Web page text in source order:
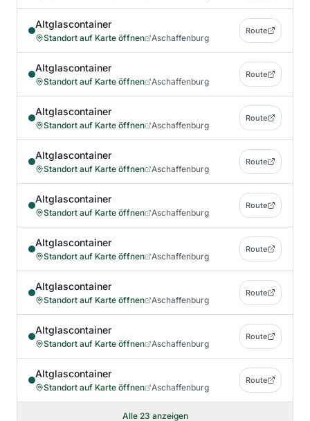
Altglascontainer
Standort auf Karte öffnen Aschaffenburg
Route
Altglascontainer
Standort auf Karte öffnen Aschaffenburg
Route
Altglascontainer
Standort auf Karte öffnen Aschaffenburg
Route
Altglascontainer
Standort auf Karte öffnen Aschaffenburg
Route
Altglascontainer
Standort auf Karte öffnen Aschaffenburg
Route
Altglascontainer
Standort auf Karte öffnen Aschaffenburg
Route
Altglascontainer
Standort auf Karte öffnen Aschaffenburg
Route
Altglascontainer
Standort auf Karte öffnen Aschaffenburg
Route
Altglascontainer
Standort auf Karte öffnen Aschaffenburg
Route
Alle 23 anzeigen